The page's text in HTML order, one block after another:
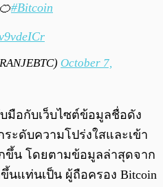
#Bitcoin
October 7,
มือกับเว็บไซต์ข้อมูลชื่อดัง
ระดับความโปร่งใสและเข้า
ขึ้น โดยตามข้อมูลล่าสุดจาก
ขึ้นแท่นเป็น ผู้ถือครอง Bitcoin